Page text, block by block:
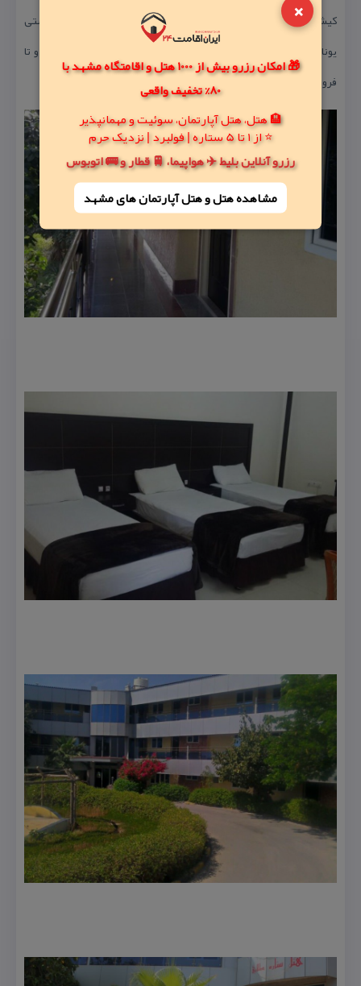
×
🎁 امکان رزرو بیش از 1000 هتل و اقامتگاه مشهد با
80% تخفیف واقعی
🏨 هتل، هتل آپارتمان، سوئیت و مهمانپذیر
⭐ از 1 تا 5 ستاره | فولبرد | نزدیک حرم
رزرو آنلاین بلیط ✈️ هواپیما، 🚆 قطار و 🚌 اتوبوس
مشاهده هتل و هتل‌ آپارتمان های مشهد
كیش ۹ دقیقه با ماشین، تا پلاژ ساحلی بانوان ۱۳ دقیقه با ماشین، تا كشتی
یونانی ۱۶ دقیقه با ماشین، تا پارك ساحلی مرجان ۱۰ دقیقه با ماشین و تا
فرودگاه كیش ۱۱ دقیقه با ماشین است.